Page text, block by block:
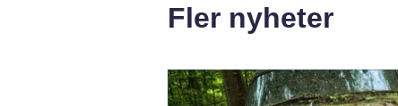
Fler nyheter